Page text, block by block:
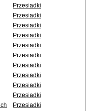
Przesiadki
Przesiadki
Przesiadki
Przesiadki
Przesiadki
Przesiadki
Przesiadki
Przesiadki
Przesiadki
Przesiadki
Przesiadki